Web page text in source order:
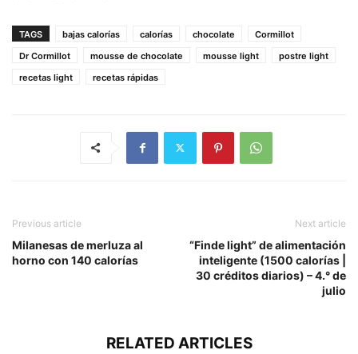
TAGS bajas calorías calorías chocolate
Cormillot
Dr Cormillot
mousse de chocolate mousse light
postre light
recetas light
recetas rápidas
Previous article
Milanesas de merluza al
horno con 140 calorías
Next article
“Finde light” de alimentación
inteligente (1500 calorías |
30 créditos diarios) – 4.° de
julio
RELATED ARTICLES